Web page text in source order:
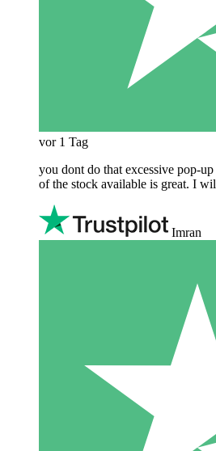
vor 1 Tag
you dont do that excessive pop-
of the stock available is great. I
Imran